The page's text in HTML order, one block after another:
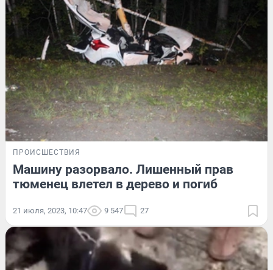
ПРОИСШЕСТВИЯ
Машину разорвало. Лишенный прав
тюменец влетел в дерево и погиб
21 июля, 2023, 10:47 9 547 27